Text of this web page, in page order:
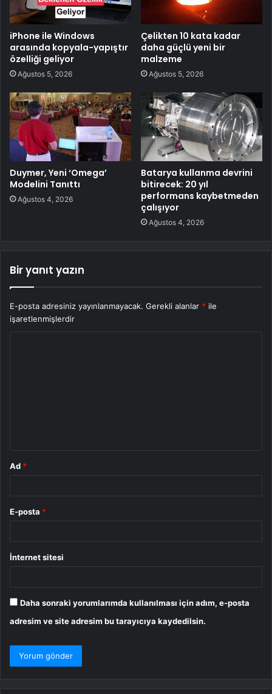
iPhone ile Windows
arasında kopyala-yapıştır
özelliği geliyor
Ağustos 5, 2026
Çelikten 10 kata kadar
daha güçlü yeni bir
malzeme
Ağustos 5, 2026
Duymer, Yeni ‘Omega’
Modelini Tanıttı
Ağustos 4, 2026
Batarya kullanma devrini
bitirecek: 20 yıl
performans kaybetmeden
çalışıyor
Ağustos 4, 2026
Bir yanıt yazın
E-posta adresiniz yayınlanmayacak. Gerekli alanlar * ile
işaretlenmişlerdir
Ad *
E-posta *
İnternet sitesi
Daha sonraki yorumlarımda kullanılması için adım, e-posta
adresim ve site adresim bu tarayıcıya kaydedilsin.